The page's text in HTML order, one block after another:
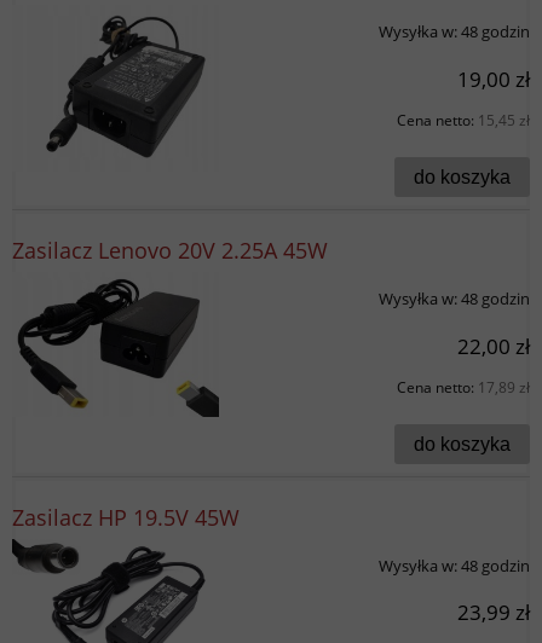
Wysyłka w:48 godzin
19,00 zł
Cena netto: 15,45 zł
do koszyka
Zasilacz Lenovo 20V 2.25A 45W
Wysyłka w:48 godzin
22,00 zł
Cena netto: 17,89 zł
do koszyka
Zasilacz HP 19.5V 45W
Wysyłka w:48 godzin
23,99 zł